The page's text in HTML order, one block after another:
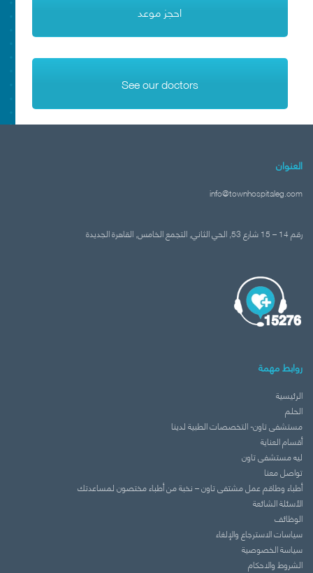
احجز موعد
See our doctors
العنوان
info@townhospitaleg.com
رقم 14 – 15 شارع 53, الحي الثاني, التجمع الخامس, القاهرة الجديدة‬
روابط مهمة
الرئيسية
الحلم
مستشفى تاون- التخصصات الطبية لدينا
أقسام العناية
ليه مستشفى تاون
تواصل معنا
أطباء وطاقم عمل مشتفى تاون – نخبة من أطباء مختصون لمساعدتك
الأسئلة الشائعة
الوظائف
سياسات الاسترجاع والإلغاء
سياسة الخصوصية
الشروط والاحكام